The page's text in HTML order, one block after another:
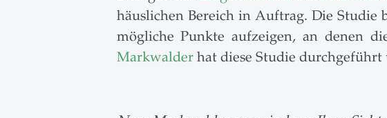
häuslichen Bereich in Auftrag. Die Studie
mögliche Punkte aufzeigen, an denen
Markwalderhat diese Studie